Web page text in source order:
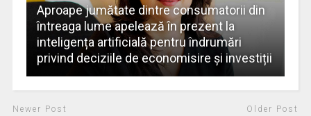
Aproape jumătate dintre consumatorii din
întreaga lume apelează în prezent la
inteligența artificială pentru îndrumări
privind deciziile de economisire și investiții
Newer Post Older Post